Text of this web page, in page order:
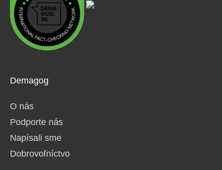
Demagog
O nás
Podporte nás
Napísali sme
Dobrovoľníctvo